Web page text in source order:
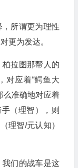
所谓更为理性
更为发达。
拉图那帮人的
对应着“鳄鱼大
么准确地对应着
（理智），则
理智/元认知）
们的战车是这